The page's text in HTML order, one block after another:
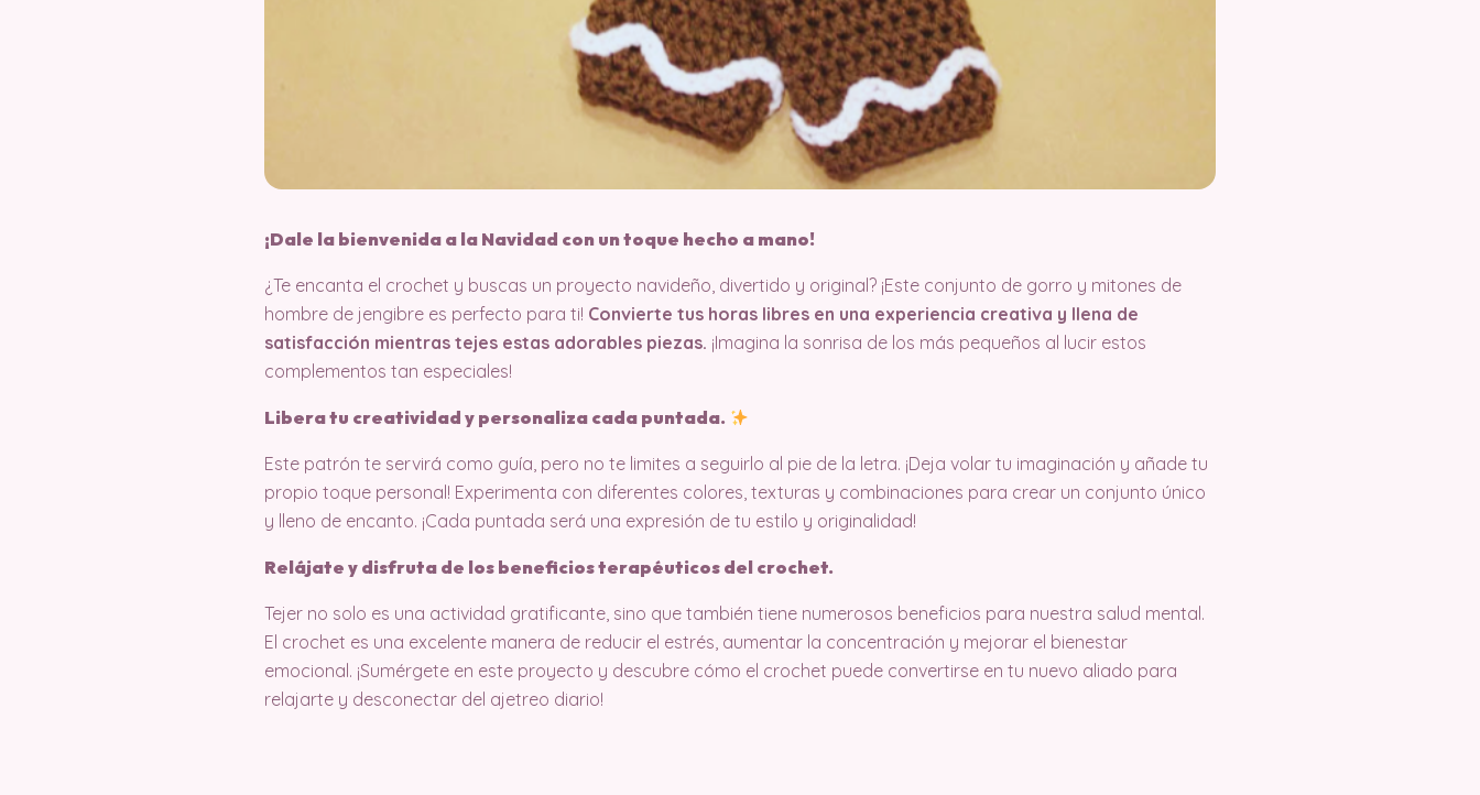
¡Dale la bienvenida a la Navidad con un toque hecho a mano!
¿Te encanta el crochet y buscas un proyecto navideño, divertido y original? ¡Este conjunto de gorro y mitones de
hombre de jengibre es perfecto para ti! Convierte tus horas libres en una experiencia creativa y llena de
satisfacción mientras tejes estas adorables piezas. ¡Imagina la sonrisa de los más pequeños al lucir estos
complementos tan especiales!
Libera tu creatividad y personaliza cada puntada.
Este patrón te servirá como guía, pero no te limites a seguirlo al pie de la letra. ¡Deja volar tu imaginación y añade tu
propio toque personal! Experimenta con diferentes colores, texturas y combinaciones para crear un conjunto único
y lleno de encanto. ¡Cada puntada será una expresión de tu estilo y originalidad!
Relájate y disfruta de los beneficios terapéuticos del crochet.
Tejer no solo es una actividad gratificante, sino que también tiene numerosos beneficios para nuestra salud mental.
El crochet es una excelente manera de reducir el estrés, aumentar la concentración y mejorar el bienestar
emocional. ¡Sumérgete en este proyecto y descubre cómo el crochet puede convertirse en tu nuevo aliado para
relajarte y desconectar del ajetreo diario!